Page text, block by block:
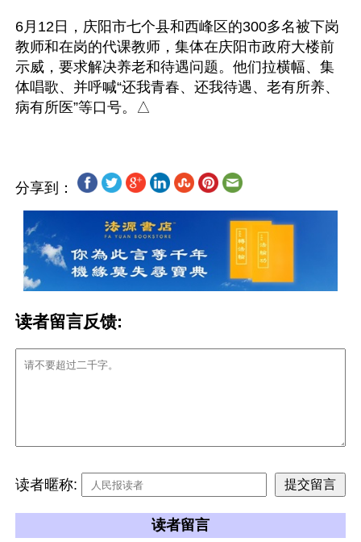
6月12日，庆阳市七个县和西峰区的300多名被下岗
教师和在岗的代课教师，集体在庆阳市政府大楼前
示威，要求解决养老和待遇问题。他们拉横幅、集
体唱歌、并呼喊“还我青春、还我待遇、老有所养、
分享到：
读者留言反馈:
读者暱称:
读者留言